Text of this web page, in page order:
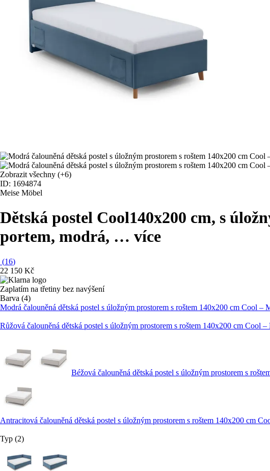
Zobrazit všechny (+6)
ID: 1694874
Meise Möbel
Dětská postel Cool140x200 cm, s
portem, modrá, … více
(16)
22 150 Kč
Zaplatím na třetiny bez navýšení
Barva (4)
Modrá čalouněná dětská postel s úložným prostorem s roštem 140x200 cm Cool –
Růžová čalouněná dětská postel s úložným prostorem s roštem 140x200 cm Cool
Béžová čalouněná dětská postel s úložným prostorem s
Antracitová čalouněná dětská postel s úložným prostorem s roštem 140x200 cm
Typ (2)